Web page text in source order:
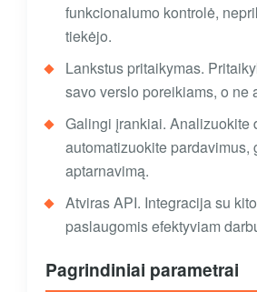
funkcionalumo kontrolė,
tiekėjo.
Lankstus pritaikymas.
savo verslo poreikiams, o ne
Galingi įrankiai. Analizuokite
automatizuokite pardavimus,
aptarnavimą.
Atviras API. Integracija su
paslaugomis efektyviam
Pagrindiniai parametrai